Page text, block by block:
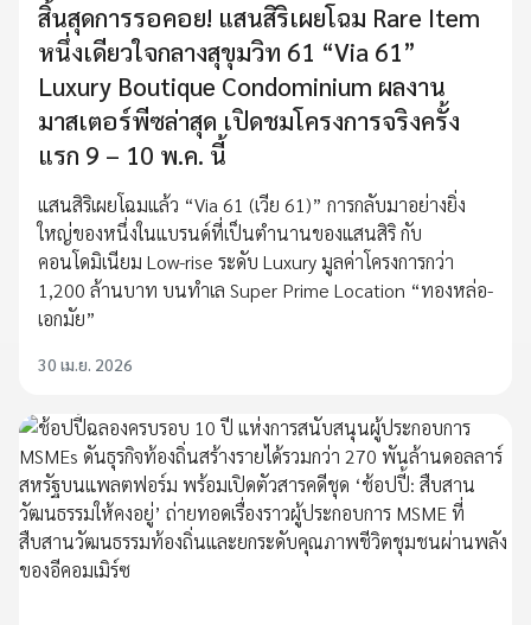
สิ้นสุดการรอคอย! แสนสิริเผยโฉม Rare Item
หนึ่งเดียวใจกลางสุขุมวิท 61 “Via 61”
Luxury Boutique Condominium ผลงาน
มาสเตอร์พีซล่าสุด เปิดชมโครงการจริงครั้ง
แรก 9 – 10 พ.ค. นี้
แสนสิริเผยโฉมแล้ว “Via 61 (เวีย 61)” การกลับมาอย่างยิ่ง
ใหญ่ของหนึ่งในแบรนด์ที่เป็นตำนานของแสนสิริ กับ
คอนโดมิเนียม Low-rise ระดับ Luxury มูลค่าโครงการกว่า
1,200 ล้านบาท บนทำเล Super Prime Location “ทองหล่อ-
เอกมัย”
30 เม.ย. 2026